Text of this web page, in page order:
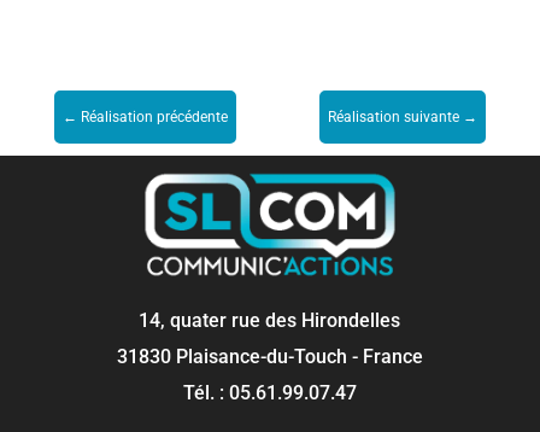
← Réalisation précédente Réalisation suivante →
14, quater rue des Hirondelles
31830 Plaisance-du-Touch - France
Tél. : 05.61.99.07.47